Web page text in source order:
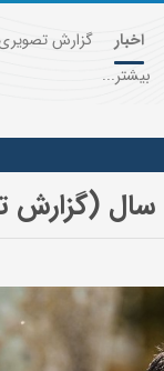
اخبار گزارش
بیشتر...